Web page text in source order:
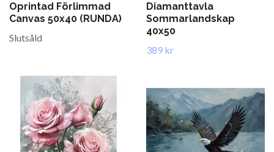
Oprintad Förlimmad
Canvas 50x40 (RUNDA)
Slutsåld
Diamanttavla
Sommarlandskap
40x50
389 kr